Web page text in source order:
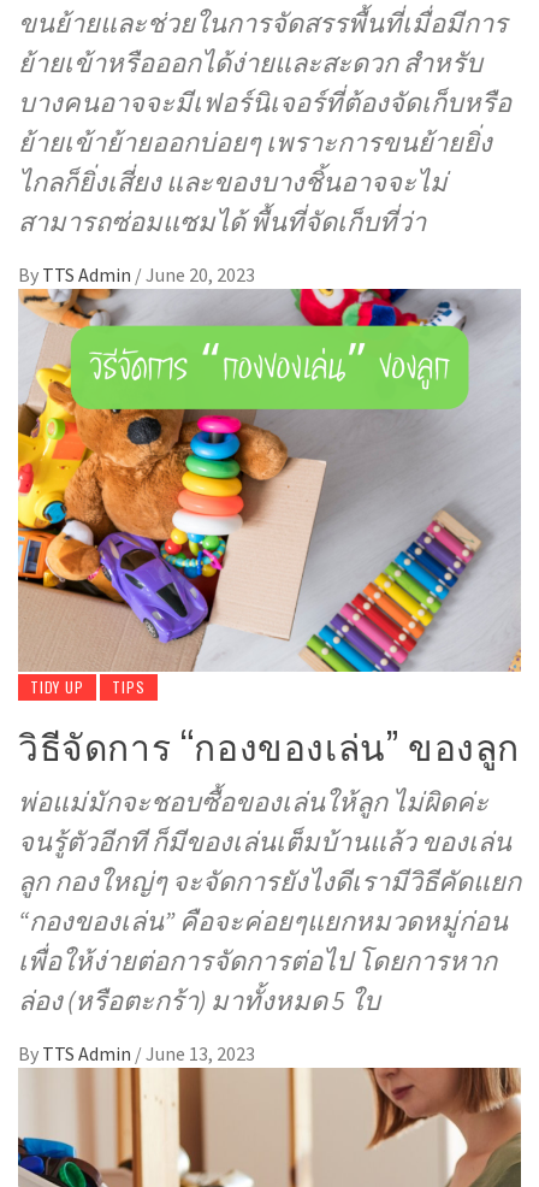
ขนย้ายและช่วยในการจัดสรรพื้นที่เมื่อมีการ
ย้ายเข้าหรือออกได้ง่ายและสะดวก สำหรับ
บางคนอาจจะมีเฟอร์นิเจอร์ที่ต้องจัดเก็บหรือ
ย้ายเข้าย้ายออกบ่อยๆ เพราะการขนย้ายยิ่ง
ไกลก็ยิ่งเสี่ยง และของบางชิ้นอาจจะไม่
สามารถซ่อมแซมได้ พื้นที่จัดเก็บที่ว่า
By TTS Admin /June 20, 2023
TIDY UP TIPS
วิธีจัดการ “กองของเล่น” ของลูก
พ่อแม่มักจะชอบซื้อของเล่นให้ลูก ไม่ผิดค่ะ
จนรู้ตัวอีกที ก็มีของเล่นเต็มบ้านแล้ว ของเล่น
ลูก กองใหญ่ๆ จะจัดการยังไงดีเรามีวิธีคัดแยก
“กองของเล่น” คือจะค่อยๆแยกหมวดหมู่ก่อน
เพื่อให้ง่ายต่อการจัดการต่อไป โดยการหาก
ล่อง (หรือตะกร้า) มาทั้งหมด 5 ใบ
By TTS Admin /June 13, 2023